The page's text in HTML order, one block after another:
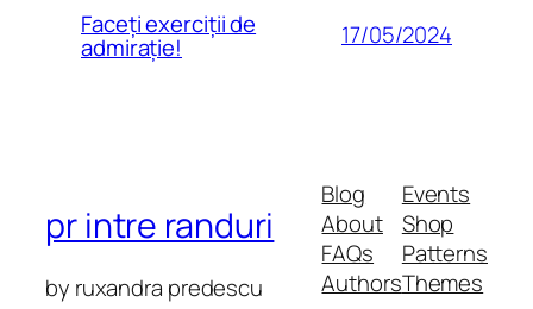
Faceți exerciții de
admirație! 17/05/2024
pr intre randuri
by ruxandra predescu
Blog
About
FAQs
Authors
Events
Shop
Patterns
Themes